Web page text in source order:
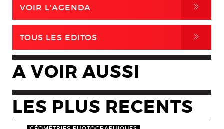
VOIR L'AGENDA ,
TOUS LES EDITOS ,
A VOIR AUSSI
LES PLUS RECENTS